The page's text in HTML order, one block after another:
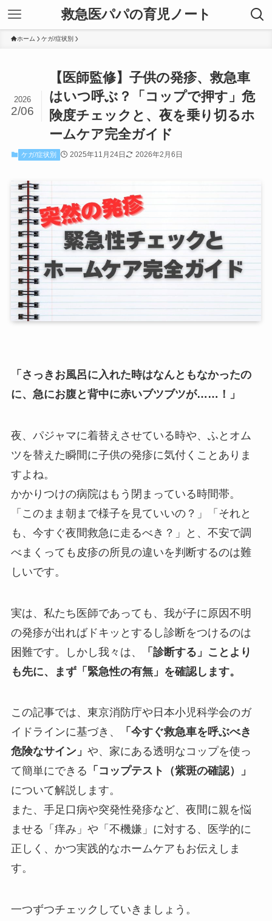
救急医パパの育児ノート
ホーム ケガ/症状別
【医師監修】子供の発疹、救急車
はいつ呼ぶ？「コップで押す」危
険度チェックと、夜を乗り切るホ
ームケア完全ガイド
2026
2/06
ケガ/症状別 2025年11月24日 2026年2月6日
「さっきお風呂に入れた時はなんともなかったの
に、急にお腹と背中に赤いブツブツが……！」
夜、パジャマに着替えさせている時や、ふとオム
ツを替えた瞬間に子供の発疹に気付くことありま
すよね。
かかりつけの病院はもう閉まっている時間帯。
「このまま朝まで様子を見ていいの？」「それと
も、今すぐ夜間救急に走るべき？」と、不安で調
べまくっても皮疹の所見の違いを判断するのは難
しいです。
実は、私たち医師であっても、我が子に原因不明
の発疹が出ればドキッとするし診断をつけるのは
困難です。しかし我々は、
「診断する」ことより
も先に、まず「緊急性の有無」を確認します。
この記事では、東京消防庁や日本小児科学会のガ
イドラインに基づき、
「今すぐ救急車を呼ぶべき
危険なサイン」 や、家にある透明なコップを使っ
て簡単にできる 「コップテスト（紫斑の確認）」
について解説します。
また、手足口病や突発性発疹など、夜間に親を悩
ませる「痒み」や「不機嫌」に対する、医学的に
正しく、かつ実践的なホームケアもお伝えしま
す。
一つずつチェックしていきましょう。